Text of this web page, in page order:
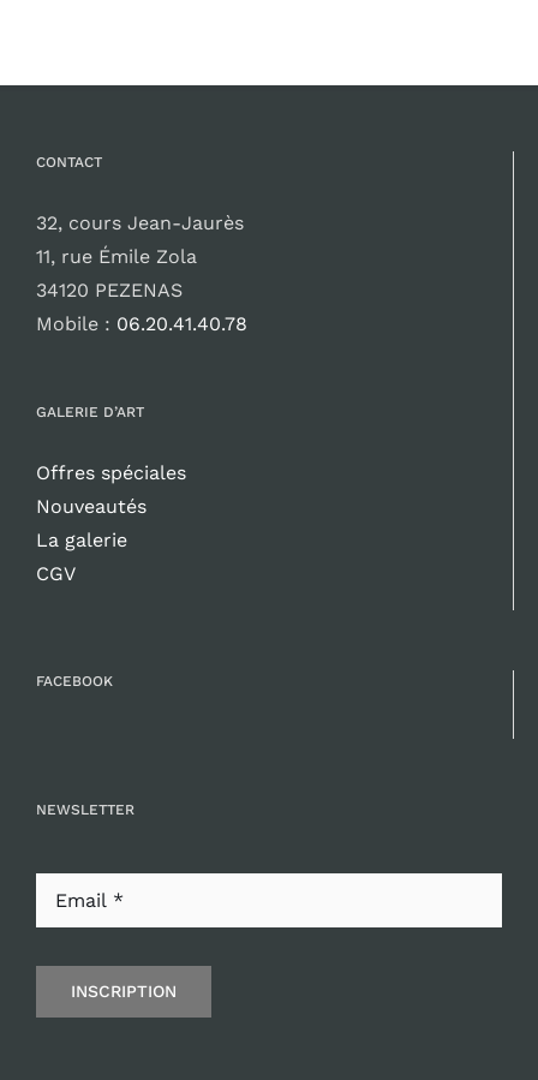
CONTACT
32, cours Jean-Jaurès
11, rue Émile Zola
34120 PEZENAS
Mobile : 06.20.41.40.78
GALERIE D’ART
Offres spéciales
Nouveautés
La galerie
CGV
FACEBOOK
NEWSLETTER
INSCRIPTION